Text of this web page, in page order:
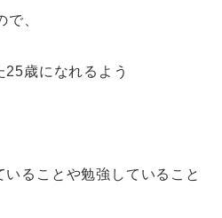
、
歳になれるよう
ることや勉強していること